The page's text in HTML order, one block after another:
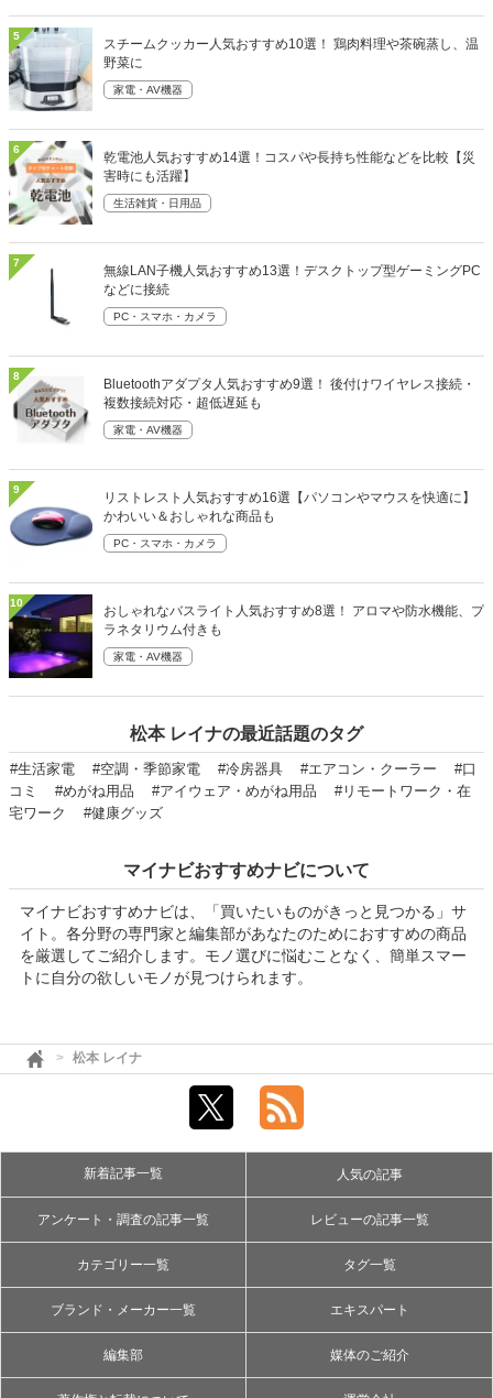
5
スチームクッカー人気おすすめ10選！ 鶏肉料理や茶碗蒸し、温
野菜に
家電・AV機器
6
乾電池人気おすすめ14選！コスパや長持ち性能などを比較【災
害時にも活躍】
生活雑貨・日用品
7
無線LAN子機人気おすすめ13選！デスクトップ型ゲーミングPC
などに接続
PC・スマホ・カメラ
8
Bluetoothアダプタ人気おすすめ9選！ 後付けワイヤレス接続・
複数接続対応・超低遅延も
家電・AV機器
9
リストレスト人気おすすめ16選【パソコンやマウスを快適に】
かわいい＆おしゃれな商品も
PC・スマホ・カメラ
10
おしゃれなバスライト人気おすすめ8選！ アロマや防水機能、プ
ラネタリウム付きも
家電・AV機器
松本 レイナの最近話題のタグ
#生活家電 #空調・季節家電 #冷房器具 #エアコン・クーラー
#口
コミ
#めがね用品 #アイウェア・めがね用品
#リモートワーク・在
宅ワーク
#健康グッズ
マイナビおすすめナビについて
マイナビおすすめナビは、「買いたいものがきっと見つかる」サ
イト。各分野の専門家と編集部があなたのためにおすすめの商品
を厳選してご紹介します。モノ選びに悩むことなく、簡単スマー
トに自分の欲しいモノが見つけられます。
松本 レイナ
新着記事一覧 人気の記事
アンケート・調査の記事一覧 レビューの記事一覧
カテゴリー一覧 タグ一覧
ブランド・メーカー一覧 エキスパート
編集部 媒体のご紹介